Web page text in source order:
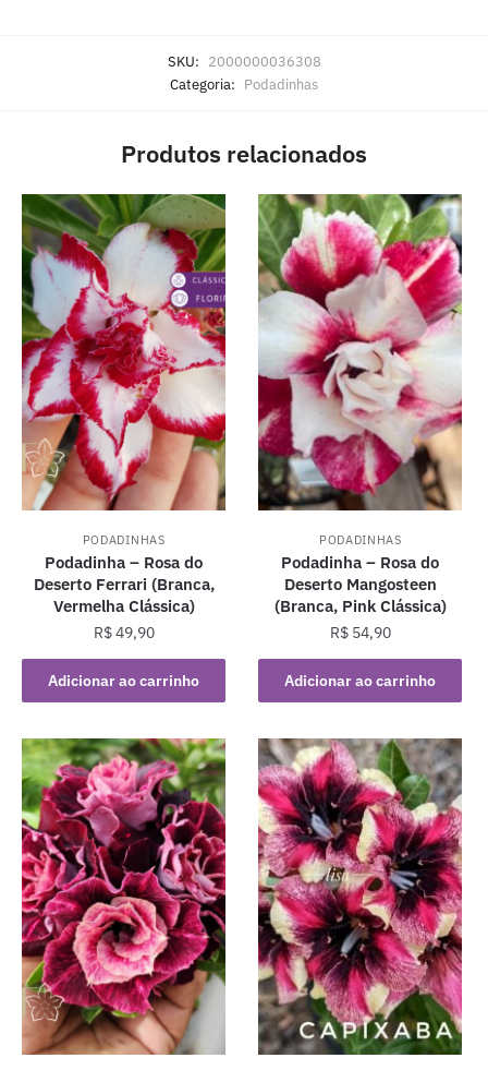
SKU: 2000000036308
Categoria: Podadinhas
Produtos relacionados
PODADINHAS
Podadinha – Rosa do
Deserto Ferrari (Branca,
Vermelha Clássica)
R$49,90
Adicionar ao carrinho
PODADINHAS
Podadinha – Rosa do
Deserto Mangosteen
(Branca, Pink Clássica)
R$54,90
Adicionar ao carrinho